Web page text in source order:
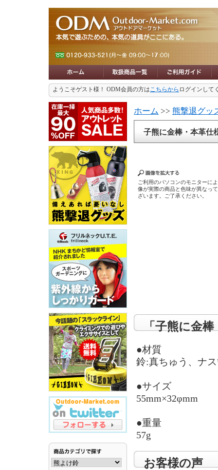
ようこそゲスト様！ ODM会員の方はこちらから ログインして
ホーム >> 熊撃退グッ
子熊に金棒・本革仕
ご利用のパソコンのモニターに
像が実際の商品と色味が異なっ
ざいます。ご了承ください。
「子熊に金
●材質
鈴:真ちゅう、ナ
●サイズ
55mm×32φmm
●重量
57g
お客様の声